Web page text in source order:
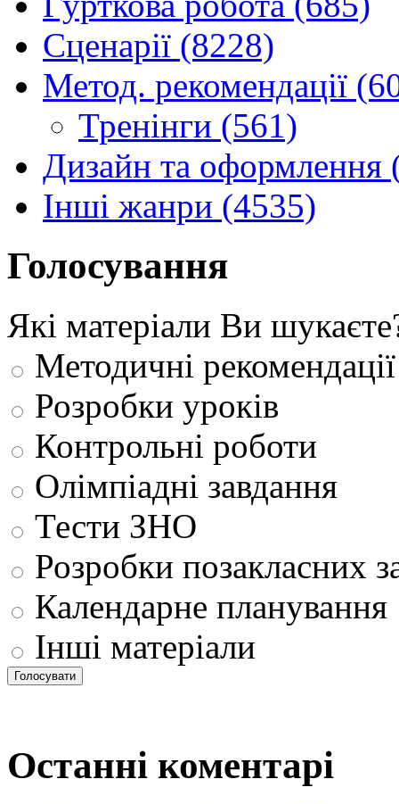
Сценарії (8228)
Метод. рекомендації
Тренінги (561)
Дизайн та оформлення
Інші жанри (4535)
Голосування
Які матеріали Ви
Методичні рекомендації
Розробки уроків
Контрольні роботи
Олімпіадні завдання
Тести ЗНО
Розробки позакласних
Календарне планування
Інші матеріали
Останні коментарі